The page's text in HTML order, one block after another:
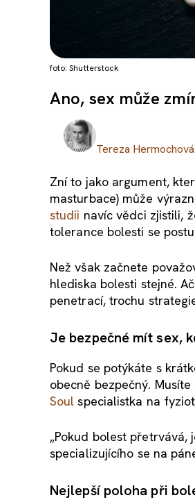
foto: Shutterstock
Ano, sex může
Tereza Hermochová
Zní to jako argument,
masturbace) může
studii navíc vědci zjistili,
tolerance bolesti se
Než však začnete
hlediska bolesti stejné.
penetrací, trochu
Je bezpečné mít sex,
Pokud se potýkáte s
obecně bezpečný.
Soul specialistka na
„Pokud bolest
specializujícího se na
Nejlepší poloha při